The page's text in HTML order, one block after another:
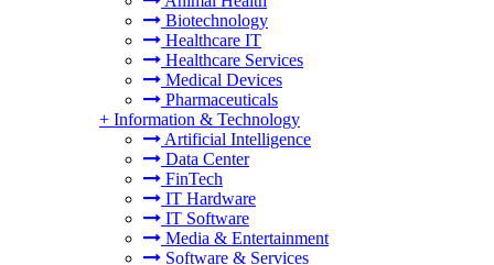
Biotechnology
Healthcare IT
Healthcare Services
Medical Devices
Pharmaceuticals
+ Information & Technology
Artificial Intelligence
Data Center
FinTech
IT Hardware
IT Software
Media & Entertainment
Software & Services